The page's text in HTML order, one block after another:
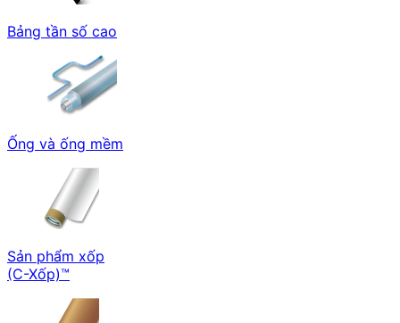
Bảng tần số cao
Ống và ống mềm
Sản phẩm xốp
(C-Xốp)™